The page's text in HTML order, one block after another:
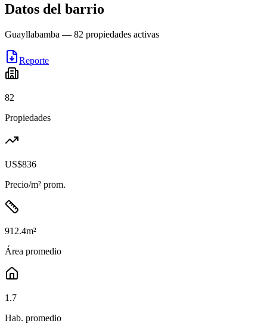
Datos del barrio
Guayllabamba — 82 propiedades activas
Reporte
82
Propiedades
US$836
Precio/m² prom.
912.4m²
Área promedio
1.7
Hab. promedio